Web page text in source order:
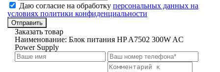
Даю согласие на обработку персональных данных на
условиях политики конфиденциальности
Отправить
Заказать товар
Наименование: Блок питания HP A7502 300W AC
Power Supply